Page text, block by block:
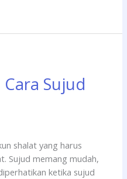
Sujud
shalat yang harus
Sujud memang mudah,
ketika sujud